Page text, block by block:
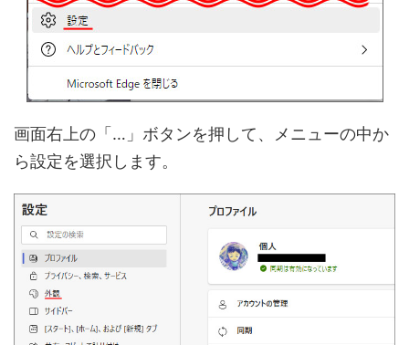
画面右上の「…」ボタンを押して、メニューの中か
ら設定を選択します。